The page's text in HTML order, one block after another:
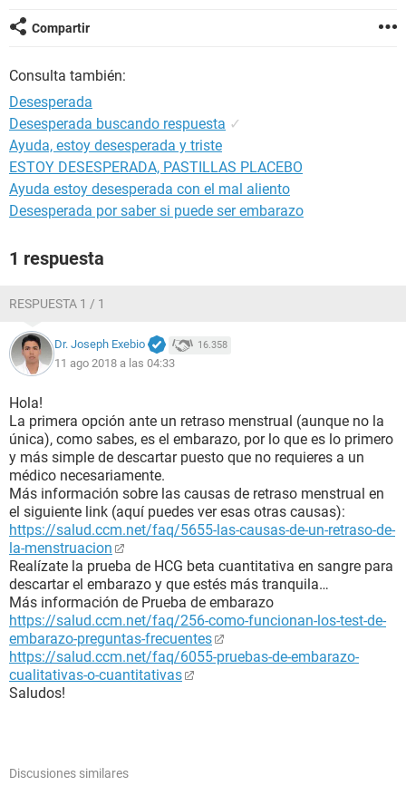
Compartir
Consulta también:
Desesperada
Desesperada buscando respuesta ✓
Ayuda, estoy desesperada y triste
ESTOY DESESPERADA, PASTILLAS PLACEBO
Ayuda estoy desesperada con el mal aliento
Desesperada por saber si puede ser embarazo
1 respuesta
RESPUESTA 1 / 1
Dr. Joseph Exebio 16.358
11 ago 2018 a las 04:33
Hola!
La primera opción ante un retraso menstrual (aunque no la
única), como sabes, es el embarazo, por lo que es lo primero
y más simple de descartar puesto que no requieres a un
médico necesariamente.
Más información sobre las causas de retraso menstrual en
el siguiente link (aquí puedes ver esas otras causas):
https://salud.ccm.net/faq/5655-las-causas-de-un-retraso-de-
la-menstruacion
Realízate la prueba de HCG beta cuantitativa en sangre para
descartar el embarazo y que estés más tranquila…
Más información de Prueba de embarazo
https://salud.ccm.net/faq/256-como-funcionan-los-test-de-
embarazo-preguntas-frecuentes
https://salud.ccm.net/faq/6055-pruebas-de-embarazo-
cualitativas-o-cuantitativas
Saludos!
Discusiones similares